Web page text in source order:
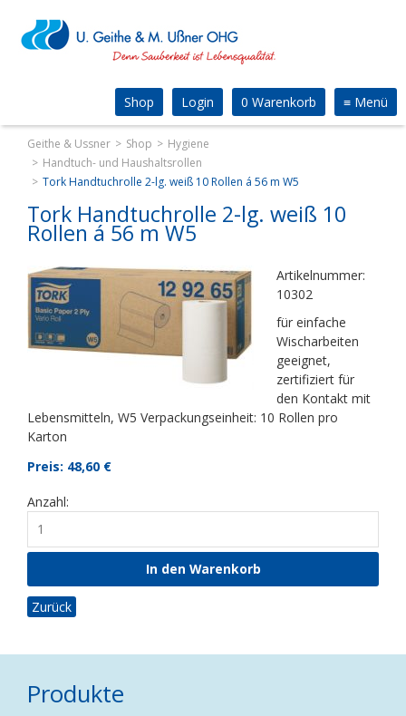
≡ Menü
0 Warenkorb
Login
Shop
Geithe & Ussner Shop
Hygiene
Handtuch- und Haushaltsrollen
Tork Handtuchrolle 2-lg. weiß 10 Rollen á 56 m W5
Tork Handtuchrolle 2-lg. weiß 10
Rollen á 56 m W5
Artikelnummer:
10302
für einfache
Wischarbeiten
geeignet,
zertifiziert für
den Kontakt mit
Lebensmitteln, W5 Verpackungseinheit: 10 Rollen pro
Karton
Preis: 48,60 €
Anzahl:
Zurück
Produkte